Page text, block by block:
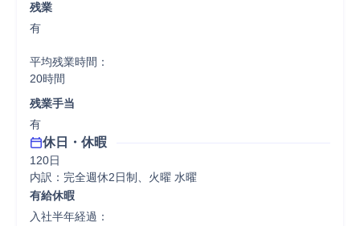
残業
有
平均残業時間：
20時間
残業手当
有
休日・休暇
120日
内訳：完全週休2日制、火曜 水曜
有給休暇
入社半年経過：